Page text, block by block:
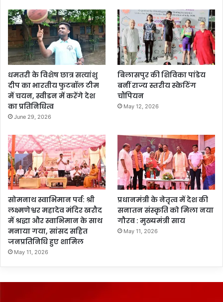
धमतरी के विशेष छात्र सत्यांशु
दीप का भारतीय फुटबॉल टीम
में चयन, स्वीडन में करेंगे देश
का प्रतिनिधित्व
June 29, 2026
बिलासपुर की शिविका पांडेय
बनीं राज्य स्तरीय स्केटिंग
चौंपियन
May 12, 2026
सोमनाथ स्वाभिमान पर्व: श्री
लक्ष्मणेश्वर महादेव मंदिर खरौद
में श्रद्धा और स्वाभिमान के साथ
मनाया गया, सांसद सहित
जनप्रतिनिधि हुए शामिल
May 11, 2026
प्रधानमंत्री के नेतृत्व में देश की
सनातन संस्कृति को मिला नया
गौरव : मुख्यमंत्री साय
May 11, 2026